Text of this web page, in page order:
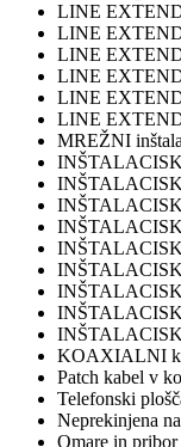
LINE
LINE
LINE
LINE
LINE
LINE
MREŽNI
KOAXIALNI
Patch kabel v
Telefonski
Neprekinjena
Omare in pribor